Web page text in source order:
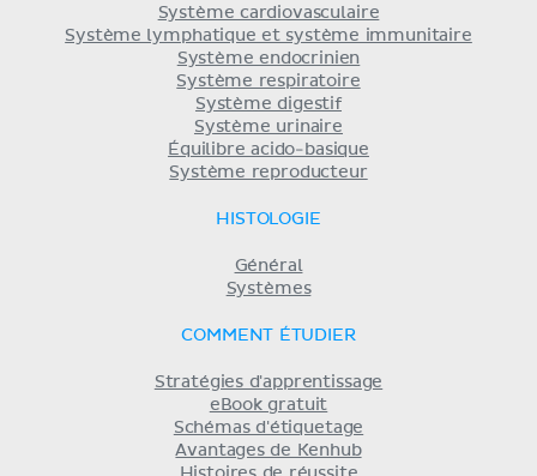
Système cardiovasculaire
Système lymphatique et système immunitaire
Système endocrinien
Système respiratoire
Système digestif
Système urinaire
Équilibre acido-basique
Système reproducteur
HISTOLOGIE
Général
Systèmes
COMMENT ÉTUDIER
Stratégies d'apprentissage
eBook gratuit
Schémas d'étiquetage
Avantages de Kenhub